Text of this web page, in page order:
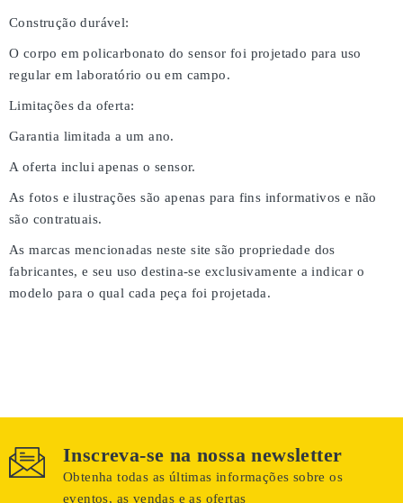
Construção durável:
O corpo em policarbonato do sensor foi projetado para uso
regular em laboratório ou em campo.
Limitações da oferta:
Garantia limitada a um ano.
A oferta inclui apenas o sensor.
As fotos e ilustrações são apenas para fins informativos e não
são contratuais.
As marcas mencionadas neste site são propriedade dos
fabricantes, e seu uso destina-se exclusivamente a indicar o
modelo para o qual cada peça foi projetada.
Inscreva-se na nossa newsletter
Obtenha todas as últimas informações sobre os
eventos, as vendas e as ofertas